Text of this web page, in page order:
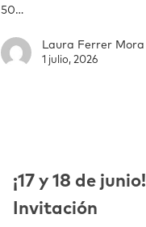
50…
Laura Ferrer Mora
1 julio, 2026
¡17 y 18 de junio!
Invitación